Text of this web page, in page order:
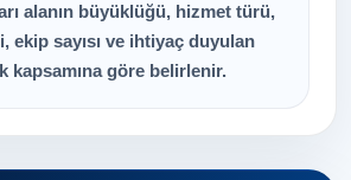
alanın büyüklüğü, hizmet türü,
ekip sayısı ve ihtiyaç duyulan
kapsamına göre belirlenir.